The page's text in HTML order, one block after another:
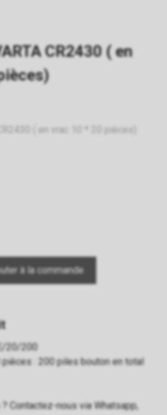
CR2430 ( en
( en vrac 10 * 20 pièces)
20/200
: 200 piles bouton en total
? Contactez-nous via Whatsapp,